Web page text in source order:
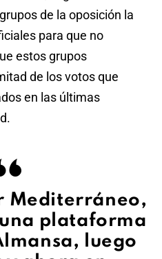
de la oposición la
para que no
estos grupos
de los votos que
en las últimas
Mediterráneo,
plataforma
luego